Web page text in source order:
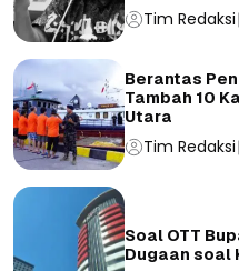
Tim Redaksi
Berantas
Tambah 10
Utara
Tim Redaksi
Soal OTT
Dugaan soal